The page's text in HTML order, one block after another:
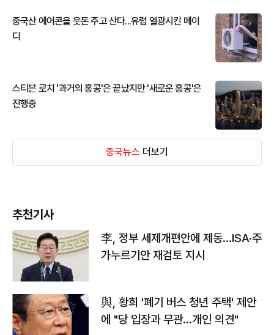
중국산 에어콘을 웃돈 주고 산다...유럽 열광시킨 메이
디
스티븐 로치 '과거의 홍콩'은 끝났지만 '새로운 홍콩'은
진행중
중국뉴스 더보기
추천기사
李, 정부 세제개편안에 제동…ISA·주
가누르기안 재검토 지시
與, 황희 '폐기 버스 청년 주택' 제안
에 "당 입장과 무관…개인 의견"